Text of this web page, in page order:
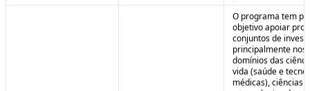
O programa tem
objetivo apoiar
conjuntos de
principalmente nos
domínios das
vida (saúde e
médicas), ciências